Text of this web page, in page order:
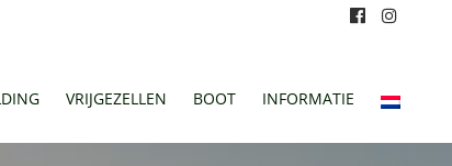
VRIJGEZELLEN BOOT INFORMATIE